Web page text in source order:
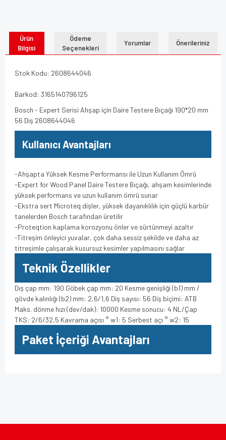
Ürün
Bilgisi
Ödeme
Seçenekleri
Yorumlar Önerileriniz
Stok Kodu: 2608644046
Barkod: 3165140796125
Bosch - Expert Serisi Ahşap için Daire Testere Bıçağı 190*20 mm
56 Diş 2608644046
Kullanıcı Avantajları
-Ahşapta Yüksek Kesme Performansı ile Uzun Kullanım Ömrü
-Expert for Wood Panel Daire Testere Bıçağı, ahşam kesimlerinde
yüksek performans ve uzun kullanım ömrü sunar
-Ekstra sert Microteq dişler, yüksek dayanıklılık için güçlü karbür
tanelerden Bosch tarafından üretilir
-Proteqtion kaplama korozyonu önler ve sürtünmeyi azaltır
-Titreşim önleyici yuvalar, çok daha sessiz şekilde ve daha az
titreşimle çalışarak kusursuz kesimler yapılmasını sağlar
Teknik Özellikler
Dış çap mm: 190 Göbek çap mm: 20 Kesme genişliği (b1) mm /
gövde kalınlığı (b2) mm: 2,6/1,6 Diş sayısı: 56 Diş biçimi: ATB
Maks. dönme hızı (dev/dak): 10000 Kesme sonucu: 4 NL/Çap
TKS: 2/6/32,5 Kavrama açısı ° w1: 5 Serbest açı ° w2: 15
Paket İçeriği Avantajları